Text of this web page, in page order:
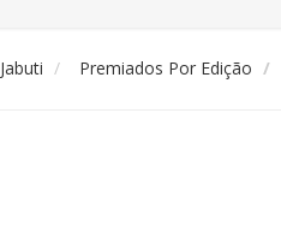
Premiados Por Edição